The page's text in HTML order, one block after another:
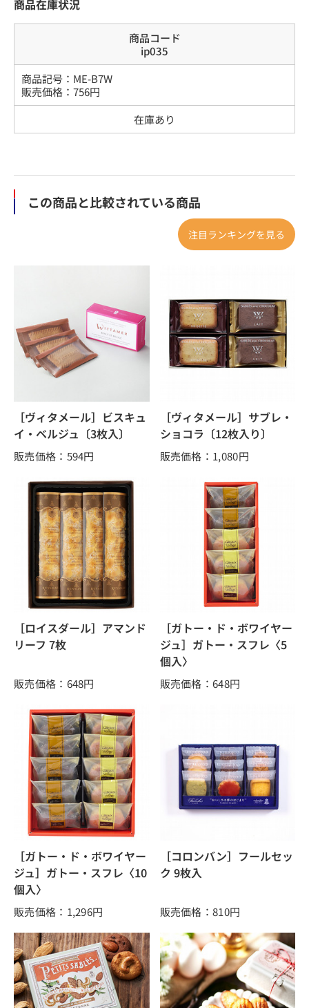
商品在庫状況
商品コード
ip035
商品記号： ME-B7W
販売価格： 756円
在庫あり
この商品と比較されている商品
注目ランキングを見る
［ヴィタメール］ビスキュ
イ・ベルジュ〔3枚入〕
販売価格：594円
［ヴィタメール］サブレ・
ショコラ〔12枚入り〕
販売価格：1,080円
［ロイスダール］アマンド
リーフ 7枚
販売価格：648円
［ガトー・ド・ボワイヤー
ジュ］ガトー・スフレ〈5
個入〉
販売価格：648円
［ガトー・ド・ボワイヤー
ジュ］ガトー・スフレ〈10
個入〉
販売価格：1,296円
［コロンバン］フールセッ
ク 9枚入
販売価格：810円